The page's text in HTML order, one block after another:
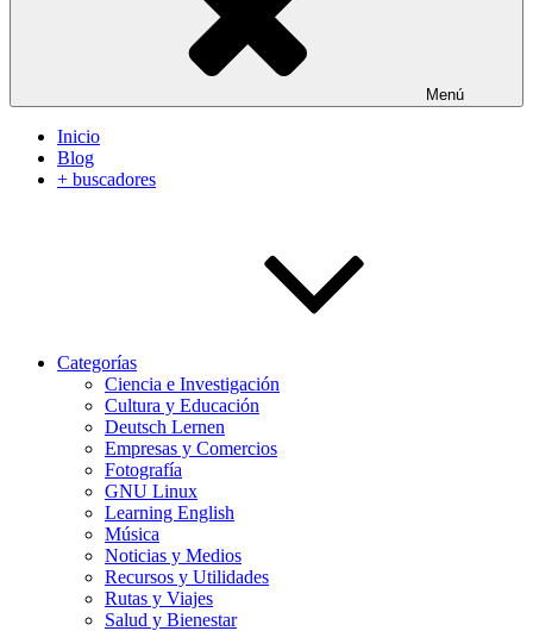
Menú
Inicio
Blog
+ buscadores
Categorías
Ciencia e Investigación
Cultura y Educación
Deutsch Lernen
Empresas y Comercios
Fotografía
GNU Linux
Learning English
Música
Noticias y Medios
Recursos y Utilidades
Rutas y Viajes
Salud y Bienestar